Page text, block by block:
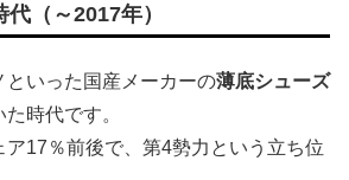
（～2017年）
といった国産メーカーの薄底シューズ
時代です。
ア17％前後で、第4勢力という立ち位